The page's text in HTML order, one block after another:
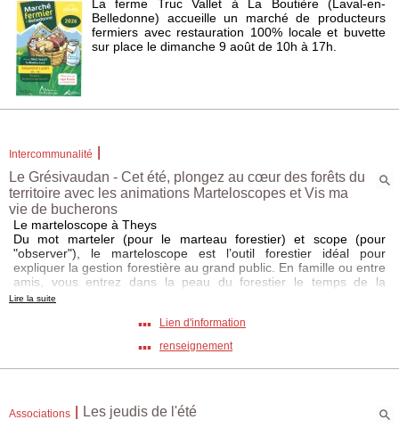
La ferme Truc Vallet à La Boutière (Laval-en-
Belledonne) accueille un marché de producteurs
fermiers avec restauration 100% locale et buvette
sur place le dimanche 9 août de 10h à 17h.
Intercommunalité
Le Grésivaudan - Cet été, plongez au cœur des forêts du
territoire avec les animations Marteloscopes et Vis ma
vie de bucherons
Le marteloscope à Theys
Du mot marteler (pour le marteau forestier) et scope (pour
"observer"), le marteloscope est l’outil forestier idéal pour
expliquer la gestion forestière au grand public. En famille ou entre
amis, vous entrez dans la peau du forestier le temps de la
découverte du site. A l’aide d’une application sur tablette (fournie
conserver ou à couper, visualiser les retombées économiques et
environnementales de ses choix et ainsi simuler les incidences
sur le développement de la parcelle. Accompagné par un
professionnel, il vous expliquera tout sur la gestion forestière et
4 dates cet été : les 24 et 31 juillet de 14h à 16h30 et les 7 et 14
Lire la suite
▪▪▪ Lien d'information
▪▪▪ renseignement
Associations Les jeudis de l'été